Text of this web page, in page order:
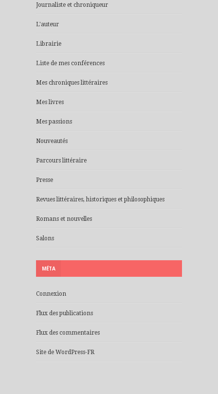
Journaliste et chroniqueur
L'auteur
Librairie
Liste de mes conférences
Mes chroniques littéraires
Mes livres
Mes passions
Nouveautés
Parcours littéraire
Presse
Revues littéraires, historiques et philosophiques
Romans et nouvelles
Salons
MÉTA
Connexion
Flux des publications
Flux des commentaires
Site de WordPress-FR